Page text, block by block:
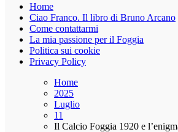
Home
Ciao Franco. Il libro di Bruno Arcano
Come contattarmi
La mia passione per il Foggia
Politica sui cookie
Privacy Policy
Home
2025
Luglio
11
Il Calcio Foggia 1920 e